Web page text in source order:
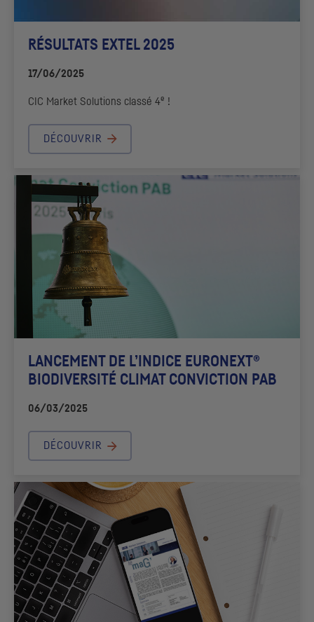
RÉSULTATS EXTEL 2025
17/06/2025
CIC Market Solutions classé 4e !
DÉCOUVRIR
LANCEMENT DE L’INDICE EURONEXT®
BIODIVERSITÉ CLIMAT CONVICTION PAB
06/03/2025
DÉCOUVRIR